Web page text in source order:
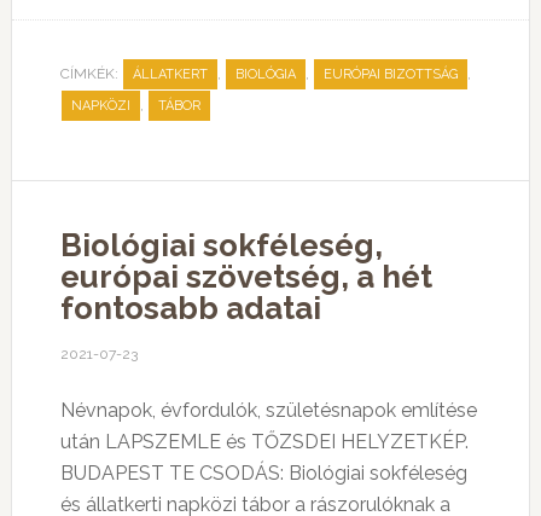
CÍMKÉK: ÁLLATKERT , BIOLÓGIA , EURÓPAI BIZOTTSÁG ,
NAPKÖZI , TÁBOR
Biológiai sokféleség,
európai szövetség, a hét
fontosabb adatai
2021-07-23
Névnapok, évfordulók, születésnapok említése
után LAPSZEMLE és TŐZSDEI HELYZETKÉP.
BUDAPEST TE CSODÁS: Biológiai sokféleség
és állatkerti napközi tábor a rászorulóknak a